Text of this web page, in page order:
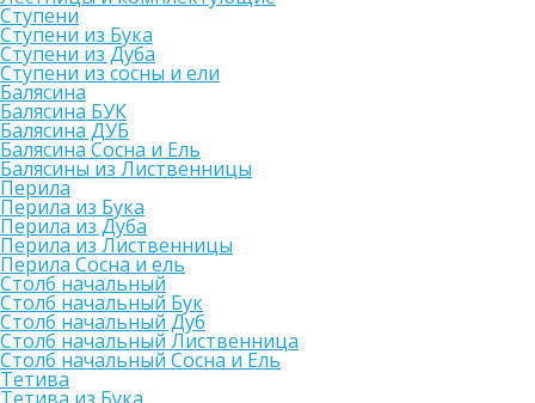
Ступени
Ступени из Бука
Ступени из Дуба
Ступени из сосны и ели
Балясина
Балясина БУК
Балясина ДУБ
Балясина Сосна и Ель
Балясины из Лиственницы
Перила
Перила из Бука
Перила из Дуба
Перила из Лиственницы
Перила Сосна и ель
Столб начальный
Столб начальный Бук
Столб начальный Дуб
Столб начальный Лиственница
Столб начальный Сосна и Ель
Тетива